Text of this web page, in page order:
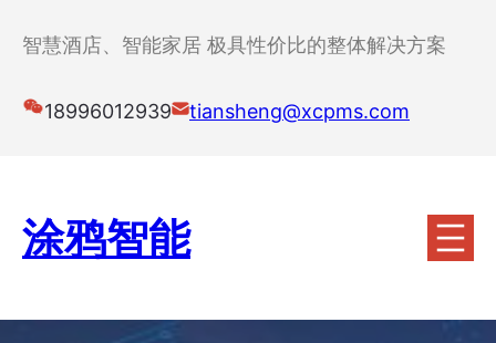
智慧酒店、智能家居 极具性价比的整体解决方案
18996012939 tiansheng@xcpms.com
涂鸦智能